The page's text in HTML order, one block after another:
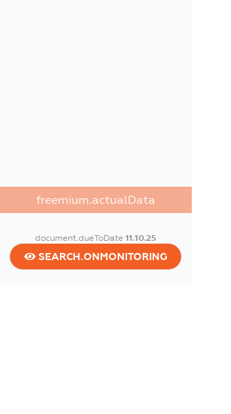
freemium.actualData
document.dueToDate11.10.25
SEARCH.ONMONITORING